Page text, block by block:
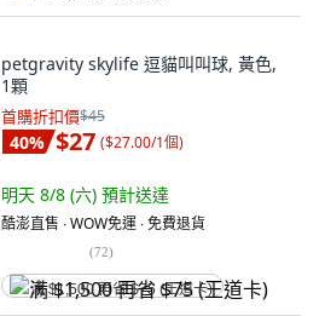
petgravity skylife 逗貓叫叫球, 黃色,
1顆
首購折扣價$45
40% $27 ($27.00/1個)
明天 8/8 (六) 預計送達
酷澎直售 ∙ WOW免運 ∙ 免費退貨
(72)
满 $1,500 再省 $75 (王道卡)